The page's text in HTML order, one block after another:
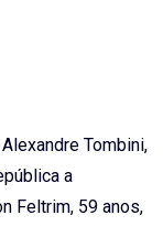
Tombini,
a
Feltrim, 59 anos,